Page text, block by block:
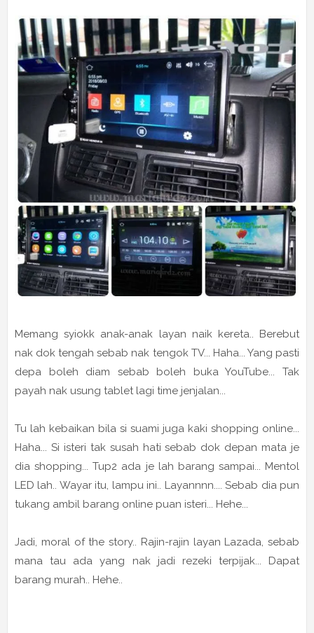
Memang syiokk anak-anak layan naik kereta.. Berebut
nak dok tengah sebab nak tengok TV... Haha... Yang pasti
depa boleh diam sebab boleh buka YouTube... Tak
payah nak usung tablet lagi time jenjalan...
Tu lah kebaikan bila si suami juga kaki shopping online...
Haha... Si isteri tak susah hati sebab dok depan mata je
dia shopping... Tup2 ada je lah barang sampai... Mentol
LED lah.. Wayar itu, lampu ini.. Layannnn.... Sebab dia pun
tukang ambil barang online puan isteri... Hehe...
Jadi, moral of the story.. Rajin-rajin layan Lazada, sebab
mana tau ada yang nak jadi rezeki terpijak... Dapat
barang murah.. Hehe..